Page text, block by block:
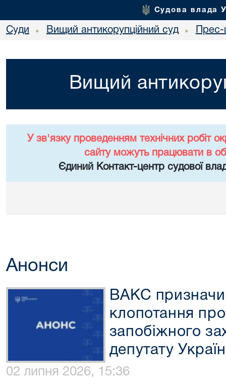
Судова влада
Суди • Вищий антикорупційний суд •
Вищий
У зв'язку проведенням технічних робіт
сайту можуть працювати в
Єдиний Контакт-центр судової
Анонси
ВАКС
клопотання
запобіжного
депутату
02 липня 2026, 15:36